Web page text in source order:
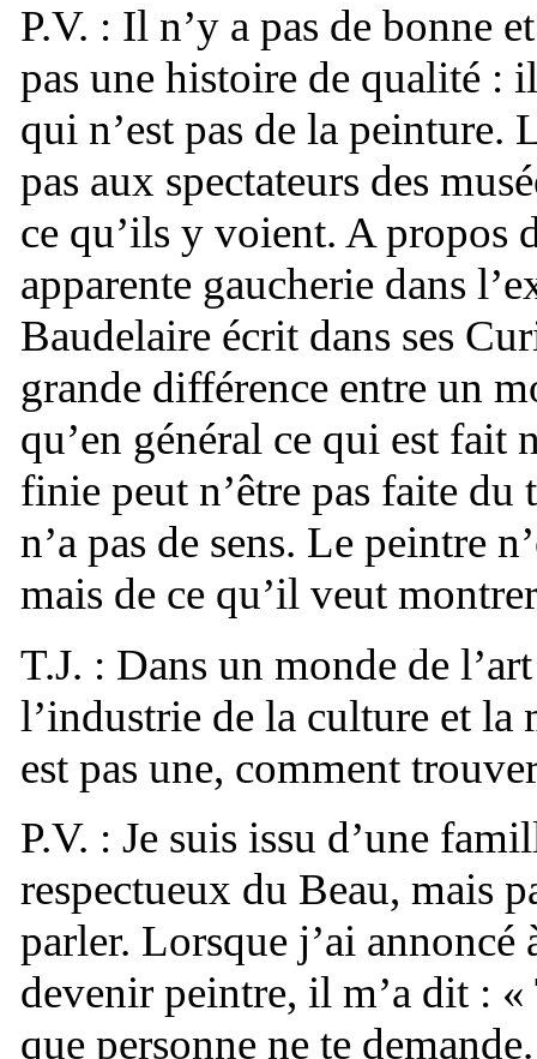
P.V. : Il n’y a pas de bonne
pas une histoire de qualité :
qui n’est pas de la peinture.
pas aux spectateurs des
ce qu’ils y voient. A propos
apparente gaucherie dans
Baudelaire écrit dans ses
grande différence entre un
qu’en général ce qui est fait
finie peut n’être pas faite
n’a pas de sens. Le peintre
mais de ce qu’il veut
T.J. : Dans un monde de
l’industrie de la culture et la
est pas une, comment
P.V. : Je suis issu d’une
respectueux du Beau, mais
parler. Lorsque j’ai
devenir peintre, il m’a dit : «
que personne ne te